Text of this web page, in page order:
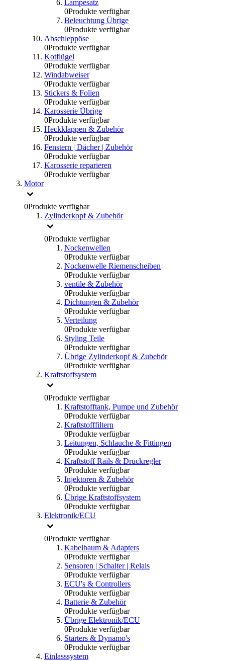
Lampesatz
0Produkte verfügbar
Beleuchtung Übrige
0Produkte verfügbar
Abschleppöse
0Produkte verfügbar
Kotflügel
0Produkte verfügbar
Windabweiser
0Produkte verfügbar
Stickers & Folien
0Produkte verfügbar
Karosserie Übrige
0Produkte verfügbar
Heckklappen & Zubehör
0Produkte verfügbar
Fenstern | Dächer | Zubehör
0Produkte verfügbar
Karosserie reparieren
0Produkte verfügbar
Motor
0Produkte verfügbar
Zylinderkopf & Zubehör
0Produkte verfügbar
Nockenwellen
0Produkte verfügbar
Nockenwelle Riemenscheiben
0Produkte verfügbar
ventile & Zubehör
0Produkte verfügbar
Dichtungen & Zubehör
0Produkte verfügbar
Verteilung
0Produkte verfügbar
Styling Teile
0Produkte verfügbar
Übrige Zylinderkopf & Zubehör
0Produkte verfügbar
Kraftstoffsystem
0Produkte verfügbar
Kraftstofftank, Pumpe und Zubehör
0Produkte verfügbar
Kraftstofffiltern
0Produkte verfügbar
Leitungen, Schlauche & Fittingen
0Produkte verfügbar
Kraftstoff Rails & Druckregler
0Produkte verfügbar
Injektoren & Zubehör
0Produkte verfügbar
Übrige Kraftstoffsystem
0Produkte verfügbar
Elektronik/ECU
0Produkte verfügbar
Kabelbaum & Adapters
0Produkte verfügbar
Sensoren | Schalter | Relais
0Produkte verfügbar
ECU's & Controllers
0Produkte verfügbar
Batterie & Zubehör
0Produkte verfügbar
Übrige Elektronik/ECU
0Produkte verfügbar
Starters & Dynamo's
0Produkte verfügbar
Einlasssystem